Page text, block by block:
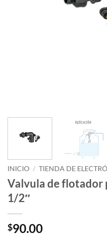
INICIO / TIENDA DE
Valvula de flotador
1/2″
$90.00